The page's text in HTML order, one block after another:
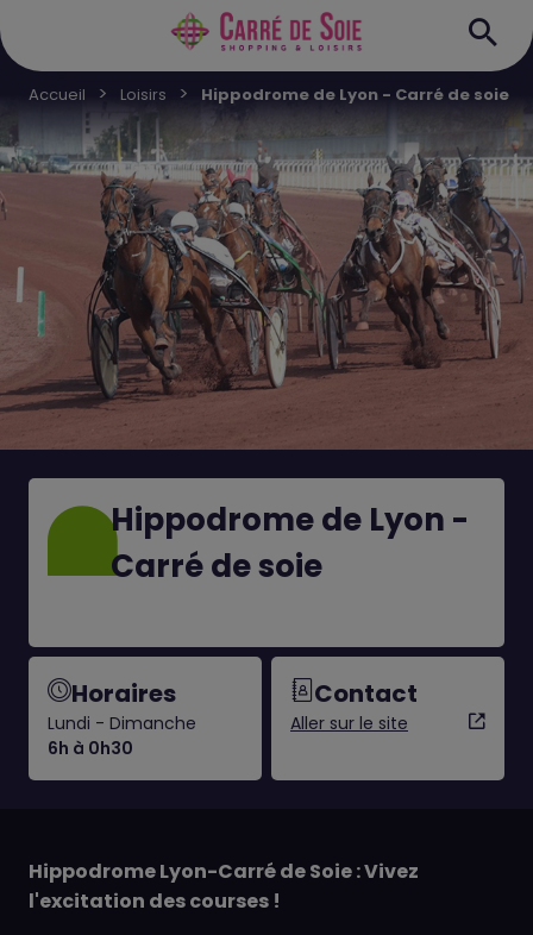
Accueil Loisirs Hippodrome de Lyon - Carré de soie
Hippodrome de Lyon -
Carré de soie
Horaires
Lundi - Dimanche
6h à 0h30
Contact
Aller sur le site
Hippodrome Lyon-Carré de Soie : Vivez
l'excitation des courses !